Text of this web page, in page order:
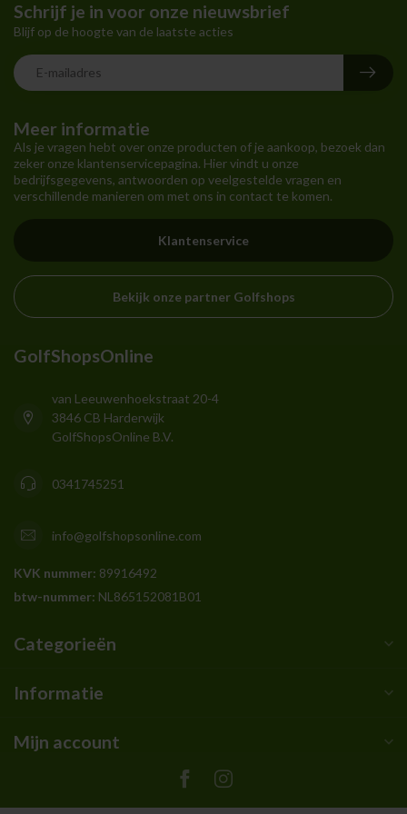
Meer informatie
Als je vragen hebt over onze producten of je aankoop, bezoek dan
zeker onze klantenservicepagina. Hier vindt u onze
bedrijfsgegevens, antwoorden op veelgestelde vragen en
verschillende manieren om met ons in contact te komen.
Klantenservice
Bekijk onze partner Golfshops
Schrijf je in voor onze nieuwsbrief
Blijf op de hoogte van de laatste acties
GolfShopsOnline
van Leeuwenhoekstraat 20-4
3846 CB Harderwijk
GolfShopsOnline B.V.
0341745251
info@golfshopsonline.com
KVK nummer: 89916492
btw-nummer: NL865152081B01
Categorieën
Informatie
Mijn account